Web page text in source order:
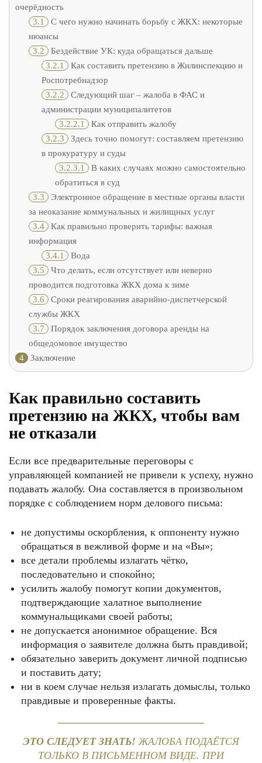
очерёдность
3.1 С чего нужно начинать борьбу с ЖКХ: некоторые
нюансы
3.2 Бездействие УК: куда обращаться дальше
3.2.1
Как составить претензию в Жилинспекцию и
Роспотребнадзор
3.2.2
Следующий шаг – жалоба в ФАС и
администрации муниципалитетов
3.2.2.1 Как отправить жалобу
3.2.3
Здесь точно помогут: составляем претензию
в прокуратуру и суды
3.2.3.1 В каких случаях можно самостоятельно
обратиться в суд
3.3 Электронное обращение в местные органы власти
за неоказание коммунальных и жилищных услуг
3.4 Как правильно проверить тарифы: важная
информация
3.4.1
Вода
3.5 Что делать, если отсутствует или неверно
проводится подготовка ЖКХ дома к зиме
3.6 Сроки реагирования аварийно-диспетчерской
службы ЖКХ
3.7 Порядок заключения договора аренды на
общедомовое имущество
4
Заключение
Как правильно составить
претензию на ЖКХ, чтобы вам
не отказали
Если все предварительные переговоры с
управляющей компанией не привели к успеху, нужно
подавать жалобу. Она составляется в произвольном
порядке с соблюдением норм делового письма:
не допустимы оскорбления, к оппоненту нужно
обращаться в вежливой форме и на «Вы»;
все детали проблемы излагать чётко,
последовательно и спокойно;
усилить жалобу помогут копии документов,
подтверждающие халатное выполнение
коммунальщиками своей работы;
не допускается анонимное обращение. Вся
информация о заявителе должна быть правдивой;
обязательно заверить документ личной подписью
и поставить дату;
ни в коем случае нельзя излагать домыслы, только
правдивые и проверенные факты.
ЭТО СЛЕДУЕТ ЗНАТЬ!ЖАЛОБА ПОДАЁТСЯ
ТОЛЬКО В ПИСЬМЕННОМ ВИДЕ. ПРИ